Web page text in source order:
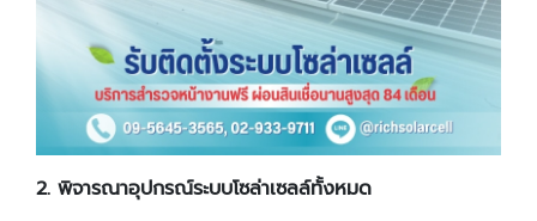
2. พิจารณาอุปกรณ์ระบบโซล่าเซลล์ทั้งหมด